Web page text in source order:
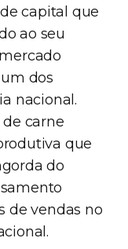
capital que
ao seu
dos
nacional.
carne
que
do
de vendas no